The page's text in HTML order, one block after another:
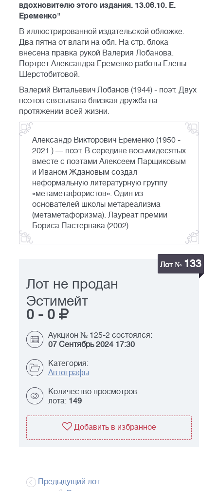
вдохновителю этого издания. 13.06.10. Е.
Еременко"
В иллюстрированной издательской обложке.
Два пятна от влаги на обл. На стр. блока
внесена правка рукой Валерия Лобанова.
Портрет Александра Еременко работы Елены
Шерстобитовой.
Валерий Витальевич Лобанов (1944) - поэт. Двух
поэтов связывала близкая дружба на
протяжении всей жизни.
Александр Викторович Еременко (1950 -
2021 ) — поэт. В середине восьмидесятых
вместе с поэтами Алексеем Парщиковым
и Иваном Ждановым создал
неформальную литературную группу
«метаметафористов». Один из
основателей школы метареализма
(метаметафоризма). Лауреат премии
Бориса Пастернака (2002).
Лот № 133
Лот не продан
Эстимейт
0 - 0
Аукцион № 125-2 состоялся:
07 Сентябрь 2024 17:30
Категория:
Автографы
Количество просмотров
лота: 149
Добавить в избранное
Предыдущий лот